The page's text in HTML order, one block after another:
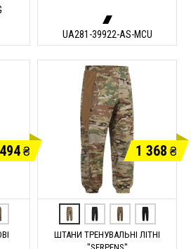
UA281-39922-AS-MCU
₴ 1 368 ₴
ШТАНИ ТРЕНУВАЛЬНІ ЛІТНІ